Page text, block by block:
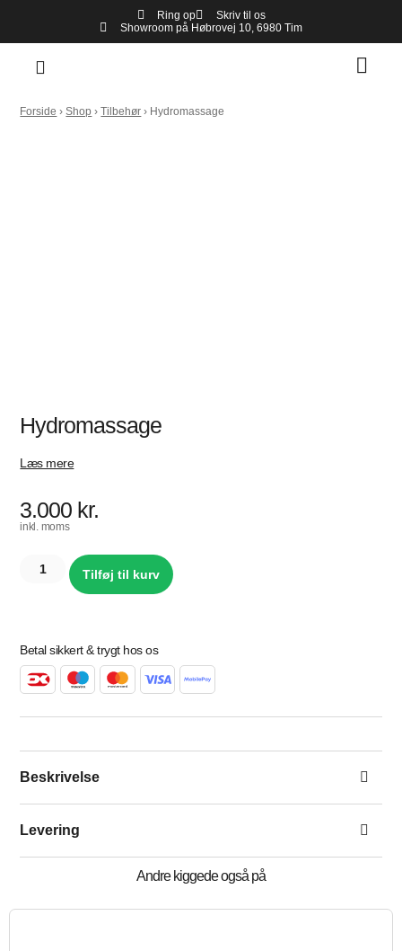
Ring op
Skriv til os
Showroom på Høbrovej 10, 6980 Tim
Forside ›Shop ›Tilbehør › Hydromassage
Hydromassage
Læs mere
3.000 kr.
inkl. moms
Tilføj til kurv
Betal sikkert & trygt hos os
Beskrivelse
Levering
Andre kiggede også på